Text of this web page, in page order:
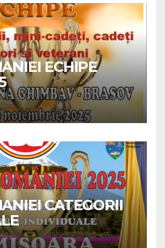
ECHIPE
CATEGORII